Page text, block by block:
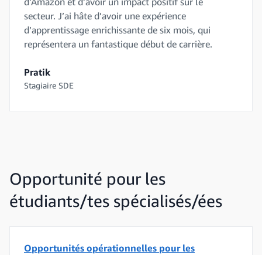
secteur. J’ai hâte d’avoir une expérience
d’apprentissage enrichissante de six mois, qui
représentera un fantastique début de carrière.
Pratik
Stagiaire SDE
Opportunité pour les
étudiants/tes spécialisés/ées
Opportunités opérationnelles pour les